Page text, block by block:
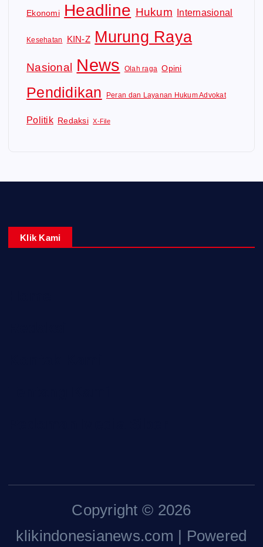
Ekonomi Headline Hukum Internasional
Kesehatan KIN-Z Murung Raya
Nasional News Olah raga Opini
Pendidikan Peran dan Layanan Hukum Advokat
Politik Redaksi X-File
Klik Kami
Copyright © 2026
klikindonesianews.com | Powered